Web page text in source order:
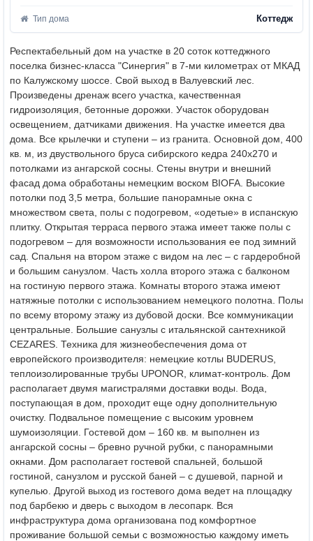
Тип дома Коттедж
Респектабельный дом на участке в 20 соток коттеджного
поселка бизнес-класса "Синергия" в 7-ми километрах от МКАД
по Калужскому шоссе. Свой выход в Валуевский лес.
Произведены дренаж всего участка, качественная
гидроизоляция, бетонные дорожки. Участок оборудован
освещением, датчиками движения. На участке имеется два
дома. Все крылечки и ступени – из гранита. Основной дом, 400
кв. м, из двуствольного бруса сибирского кедра 240х270 и
потолками из ангарской сосны. Стены внутри и внешний
фасад дома обработаны немецким воском BIOFA. Высокие
потолки под 3,5 метра, большие панорамные окна с
множеством света, полы с подогревом, «одетые» в испанскую
плитку. Открытая терраса первого этажа имеет также полы с
подогревом – для возможности использования ее под зимний
сад. Спальня на втором этаже с видом на лес – с гардеробной
и большим санузлом. Часть холла второго этажа с балконом
на гостиную первого этажа. Комнаты второго этажа имеют
натяжные потолки с использованием немецкого полотна. Полы
по всему второму этажу из дубовой доски. Все коммуникации
центральные. Большие санузлы с итальянской сантехникой
CEZARES. Техника для жизнеобеспечения дома от
европейского производителя: немецкие котлы BUDERUS,
теплоизолированные трубы UPONOR, климат-контроль. Дом
располагает двумя магистралями доставки воды. Вода,
поступающая в дом, проходит еще одну дополнительную
очистку. Подвальное помещение с высоким уровнем
шумоизоляции. Гостевой дом – 160 кв. м выполнен из
ангарской сосны – бревно ручной рубки, с панорамными
окнами. Дом располагает гостевой спальней, большой
гостиной, санузлом и русской баней – с душевой, парной и
купелью. Другой выход из гостевого дома ведет на площадку
под барбекю и дверь с выходом в лесопарк. Вся
инфраструктура дома организована под комфортное
проживание большой семьи с возможностью каждому иметь